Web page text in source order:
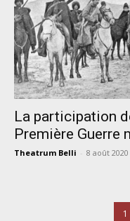
La participation
Première Guerre
Theatrum Belli - 8 août 2020
1